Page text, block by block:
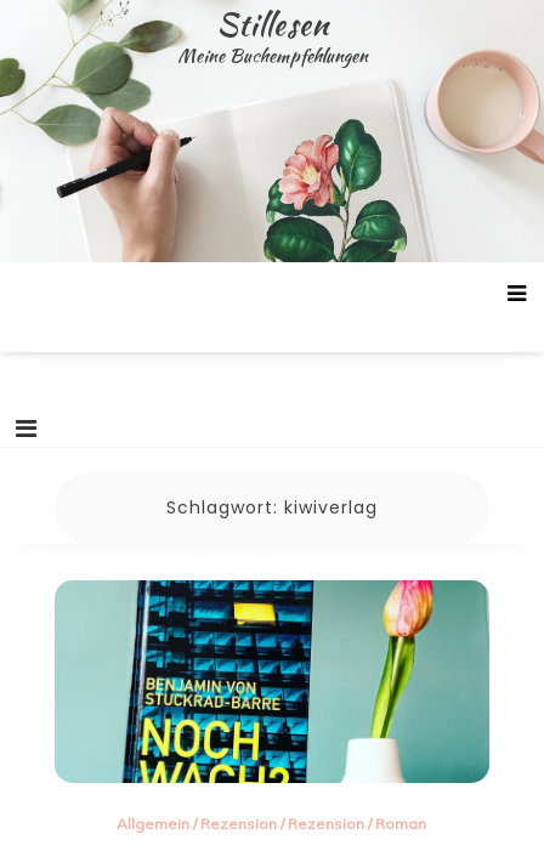
content
Stillesen
Meine Buchempfehlungen
Schlagwort: kiwiverlag
Allgemein / Rezension / Rezension / Roman